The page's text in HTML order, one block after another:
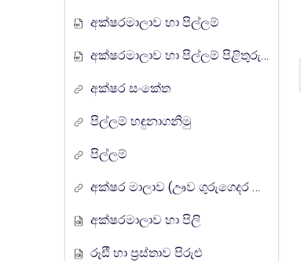
අක්ෂරමාලාව හා පිල්ලම්
අක්ෂරමාලාව හා පිල්ලම් පිළිතුරු පත්‍රය
අක්ෂර සංකේත
පිල්ලම් හඳුනාගනිමු
පිල්ලම්
අක්ෂර මාලාව (ඌව ගුරුගෙදර රේඩියෝ පාඩම් මාලාව)
අක්ෂරමාලාව හා පිලි
රූඪී හා ප්‍රස්තාව පිරුළු